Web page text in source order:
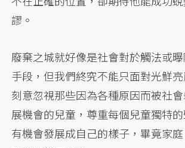
謬。
廢棄之城就好像是社會對於觸法或
手段，但我們終究不能只面對光鮮
刻意忽視那些因為各種原因而被社
展機會的兒童，尊重每個兒童獨特
有機會發展成自己的樣子，畢竟家